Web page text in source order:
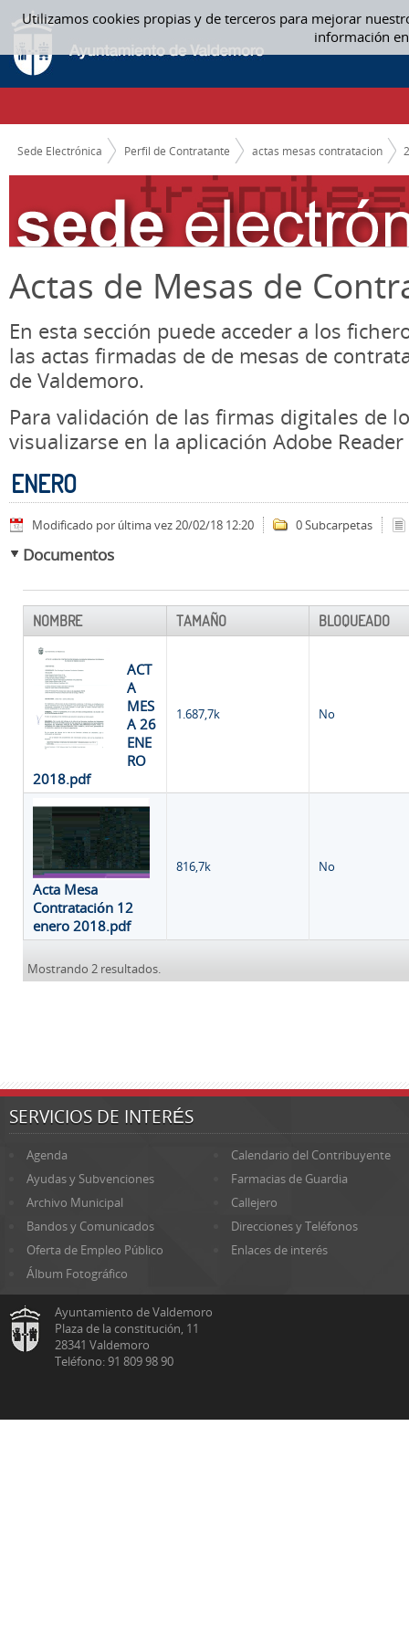
Utilizamos cookies propias y de terceros para mejorar
información
Saltar al contenido
ENERO - ACTAS MESAS CONTRATACION
CAMINO DE MIGAS
Sede Electrónica Perfil de Contratante actas mesas contratacion
Actas de Mesas de
En esta sección puede acceder a los
las actas firmadas de de mesas de
de Valdemoro.
Para validación de las firmas digitales de
visualizarse en la aplicación Adobe Reader
ENERO
Modificado por última vez 20/02/18 12:20 0 Subcarpetas
Documentos
NOMBRE TAMAÑO BLOQUEADO
ACT
A
MES
A 26
ENE
RO
2018.pdf
1.687,7k No
Acta Mesa
Contratación 12
enero 2018.pdf
816,7k No
Mostrando 2 resultados.
SERVICIOS DE INTERÉS
Agenda
Calendario del Contribuyente
Ayudas y Subvenciones
Farmacias de Guardia
Archivo Municipal
Callejero
Bandos y Comunicados
Direcciones y Teléfonos
Oferta de Empleo Público
Enlaces de interés
Álbum Fotográfico
Ayuntamiento de Valdemoro
Plaza de la constitución, 11
28341 Valdemoro
Teléfono: 91 809 98 90